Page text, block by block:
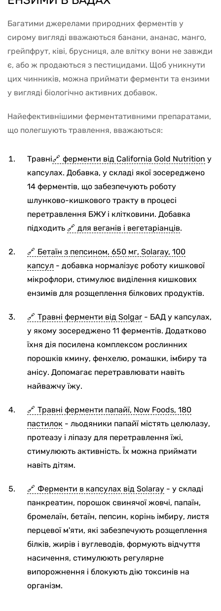
Багатими джерелами природних ферментів у
сирому вигляді вважаються банани, ананас, манго,
грейпфрут, ківі, брусниця, але влітку вони не завжди
є, або ж продаються з пестицидами. Щоб уникнути
цих чинників, можна приймати ферменти та ензими
у вигляді біологічно активних добавок.
Найефективнішими ферментативними препаратами,
що полегшують травлення, вважаються:
Травні ферменти від California Gold Nutrition у
капсулах. Добавка, у складі якої зосереджено
14 ферментів, що забезпечують роботу
шлунково-кишкового тракту в процесі
перетравлення БЖУ і клітковини. Добавка
підходить
для веганів і вегетаріанців.
Бетаїн з пепсином, 650 мг, Solaray, 100
капсул - добавка нормалізує роботу кишкової
мікрофлори, стимулює виділення кишкових
ензимів для розщеплення білкових продуктів.
Травні ферменти від Solgar - БАД у капсулах,
у якому зосереджено 11 ферментів. Додатково
їхня дія посилена комплексом рослинних
порошків кмину, фенхелю, ромашки, імбиру та
анісу. Допомагає перетравлювати навіть
найважчу їжу.
Травні ферменти папайї, Now Foods, 180
пастилок - льодяники папайї містять целюлазу,
протеазу і ліпазу для перетравлення їжі,
стимулюють активність. Їх можна приймати
навіть дітям.
Ферменти в капсулах від Solaray - у складі
панкреатин, порошок свинячої жовчі, папаїн,
бромелаїн, бетаїн, пепсин, корінь імбиру, листя
перцевої м'яти, які забезпечують розщеплення
білків, жирів і вуглеводів, формують відчуття
насичення, стимулюють регулярне
випорожнення і блокують дію токсинів на
організм.